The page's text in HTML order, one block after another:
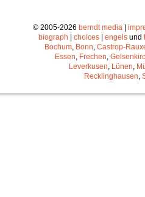
© 2005-2026 berndt media |
biograph | choices | engels und
Bochum Bonn Castrop-
Essen Frechen
Leverkusen Lünen
Recklinghausen